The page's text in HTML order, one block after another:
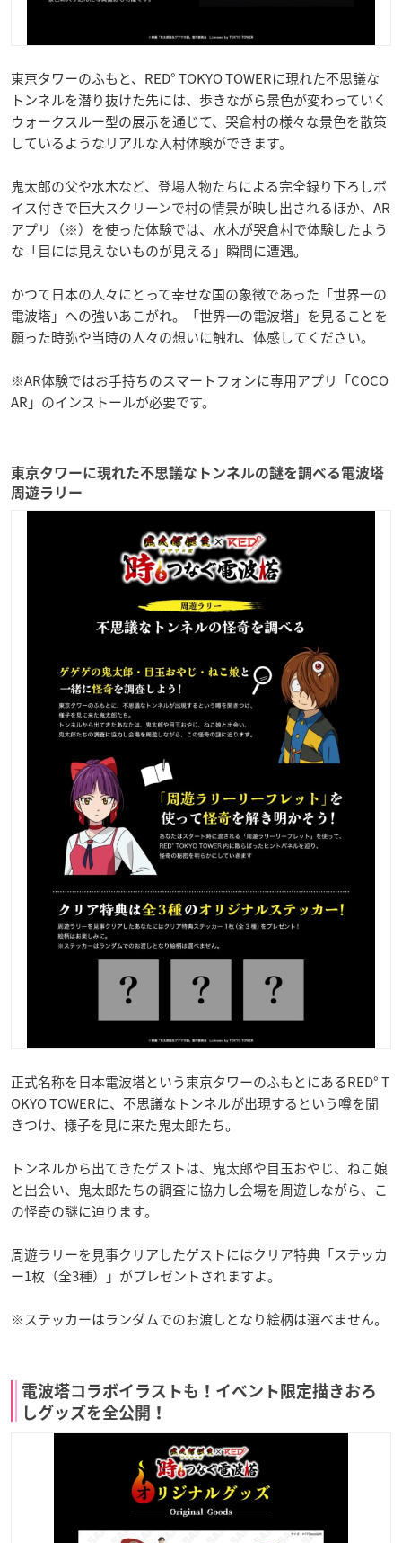
東京タワーのふもと、RED° TOKYO TOWERに現れた不思議な
トンネルを潜り抜けた先には、歩きながら景色が変わっていく
ウォークスルー型の展示を通じて、哭倉村の様々な景色を散策
しているようなリアルな入村体験ができます。
鬼太郎の父や水木など、登場人物たちによる完全録り下ろしボ
イス付きで巨大スクリーンで村の情景が映し出されるほか、AR
アプリ（※）を使った体験では、水木が哭倉村で体験したよう
な「目には見えないものが見える」瞬間に遭遇。
かつて日本の人々にとって幸せな国の象徴であった「世界一の
電波塔」への強いあこがれ。「世界一の電波塔」を見ることを
願った時弥や当時の人々の想いに触れ、体感してください。
※AR体験ではお手持ちのスマートフォンに専用アプリ「COCO
AR」のインストールが必要です。
東京タワーに現れた不思議なトンネルの謎を調べる電波塔
周遊ラリー
正式名称を日本電波塔という東京タワーのふもとにあるRED° T
OKYO TOWERに、不思議なトンネルが出現するという噂を聞
きつけ、様子を見に来た鬼太郎たち。
トンネルから出てきたゲストは、鬼太郎や目玉おやじ、ねこ娘
と出会い、鬼太郎たちの調査に協力し会場を周遊しながら、こ
の怪奇の謎に迫ります。
周遊ラリーを見事クリアしたゲストにはクリア特典「ステッカ
ー1枚（全3種）」がプレゼントされますよ。
※ステッカーはランダムでのお渡しとなり絵柄は選べません。
電波塔コラボイラストも！イベント限定描きおろ
しグッズを全公開！